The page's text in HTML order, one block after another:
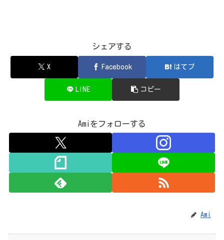
シェアする
X Facebook はてブ
LINE コピー
Amiをフォローする
Ami